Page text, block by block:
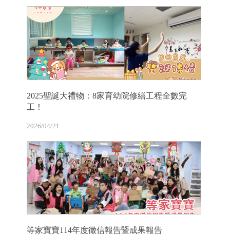
2025聖誕大禮物：8家育幼院修繕工程全數完
工！
2026/04/21
等家寶寶114年度徵信報告暨成果報告